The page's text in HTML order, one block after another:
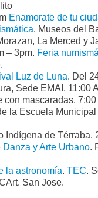
Enamorate de tu
. Museos del
La Merced y
– 3pm. Feria
Luz de Luna. Del
Sede EMAI. 11:00
con mascaradas.
la Escuela
Indígena de Térraba.
Danza y Arte Urbano.
la astronomía. TEC.
San Jose.